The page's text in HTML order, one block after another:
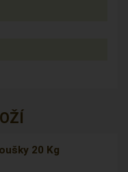
20 Kg